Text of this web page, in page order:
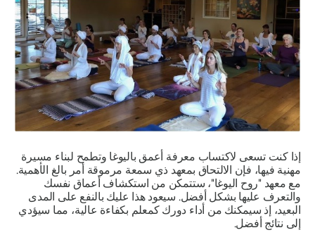
إذا كنت تسعى لاكتساب معرفة أعمق باليوغا وتطمح لبناء مسيرة
مهنية فيها، فإن الالتحاق بمعهد ذي سمعة مرموقة أمر بالغ الأهمية.
مع معهد "روح اليوغا"، ستتمكن من استكشاف أعماق نفسك
والتعرف عليها بشكل أفضل. سيعود هذا عليك بالنفع على المدى
البعيد، إذ سيمكنك من أداء دورك كمعلم بكفاءة عالية، مما سيؤدي
إلى نتائج أفضل.